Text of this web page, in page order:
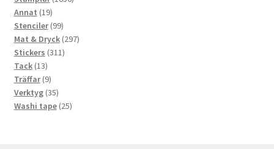
Annat 1919
produkter
Stenciler 9999
produkter
Mat & Dryck 297297
Stickers 311311
Tack 1313
produkter
Träffar 99
produkter
Verktyg 3535
produkter
Washi tape 2525